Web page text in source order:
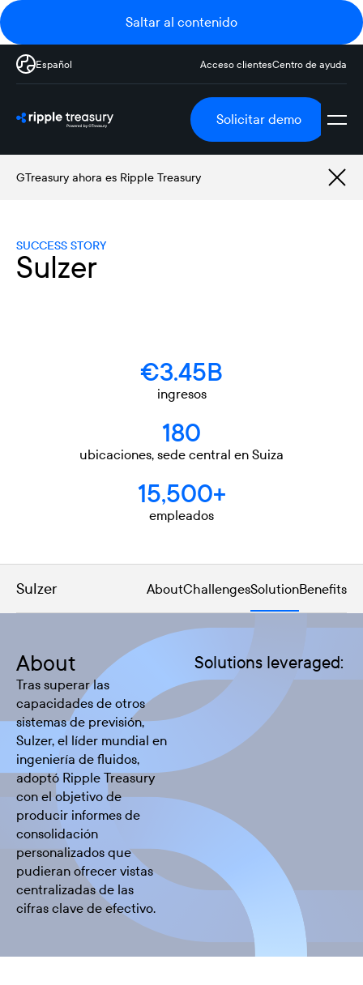
Saltar al contenido
Español Acceso clientesCentro de ayuda
Solicitar demo
GTreasury ahora es Ripple Treasury
SUCCESS STORY
Sulzer
€3.45B
ingresos
180
ubicaciones, sede central en Suiza
15,500+
empleados
Sulzer AboutChallengesSolutionBenefits
About
Tras superar las
capacidades de otros
sistemas de previsión,
Sulzer, el líder mundial en
ingeniería de fluidos,
adoptó Ripple Treasury
con el objetivo de
producir informes de
consolidación
personalizados que
pudieran ofrecer vistas
centralizadas de las
cifras clave de efectivo.
Solutions leveraged: